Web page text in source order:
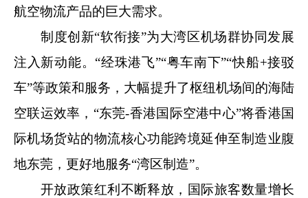
航空物流产品的巨大需求。
制度创新“软衔接”为大湾区机场群协同发展
注入新动能。“经珠港飞”“粤车南下”“快船+接驳
车”等政策和服务，大幅提升了枢纽机场间的海陆
空联运效率，“东莞-香港国际空港中心”将香港国
际机场货站的物流核心功能跨境延伸至制造业腹
地东莞，更好地服务“湾区制造”。
开放政策红利不断释放，国际旅客数量增长